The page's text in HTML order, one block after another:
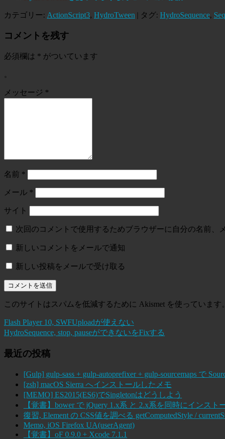
カテゴリー: ActionScript3, HydroTween | タグ: HydroSequence,
コメントを残す
必須欄は * がついています
。
メッセージ *
名前 *
メール *
サイト
次回のコメントで使用するためブラウザーに自分の名前、
新しいコメントをメールで通知
新しい投稿をメールで受け取る
このサイトはスパムを低減するために Akismet を使っています。
Flash Player 10, SWFUploadが使えない
HydroSequence, stop, pauseができないをFixする
最近の投稿
[Gulp] gulp-sass + gulp-autoprefixer + gulp-sourcemaps で
[zsh] macOS Sierra へインストールしたメモ
[MEMO] ES2015(ES6)でSingletonはどうしよう
【覚書】bower で jQuery 1.x系 と 2.x系を同時にインスト
復習, Element の CSS値を調べる getComputedStyle /
Memo, iOS Firefox UA(userAgent)
【覚書】oF 0.9.0 + Xcode 7.1.1